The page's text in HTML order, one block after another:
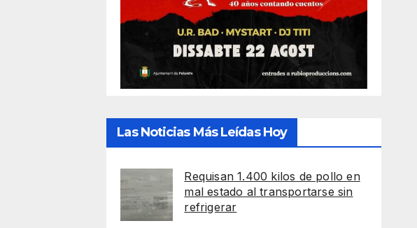
Las Noticias Más Leídas Hoy
Requisan 1.400 kilos de pollo en
mal estado al transportarse sin
refrigerar